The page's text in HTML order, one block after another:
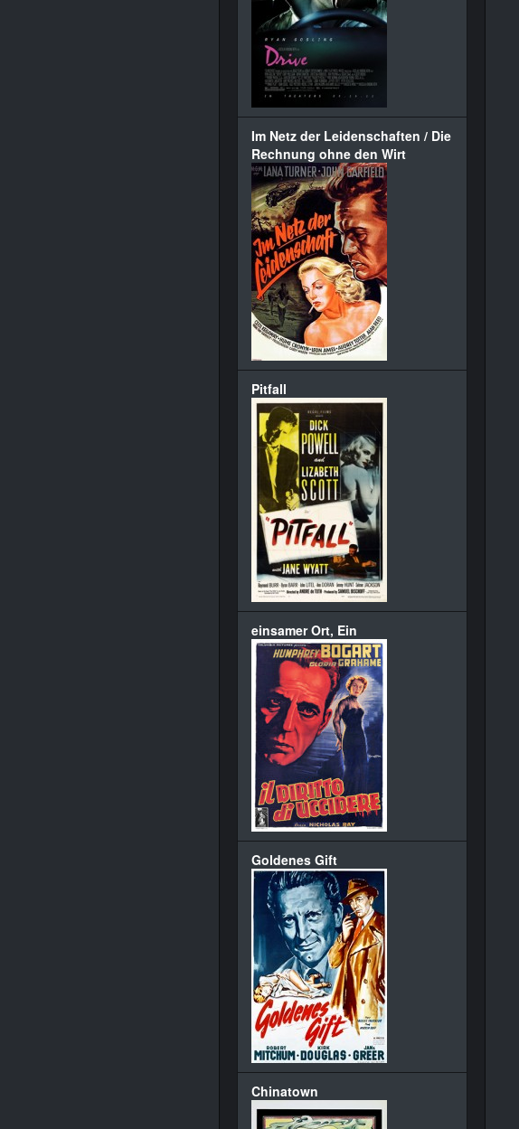
Im Netz der Leidenschaften / Die
Rechnung ohne den Wirt
Pitfall
einsamer Ort, Ein
Goldenes Gift
Chinatown